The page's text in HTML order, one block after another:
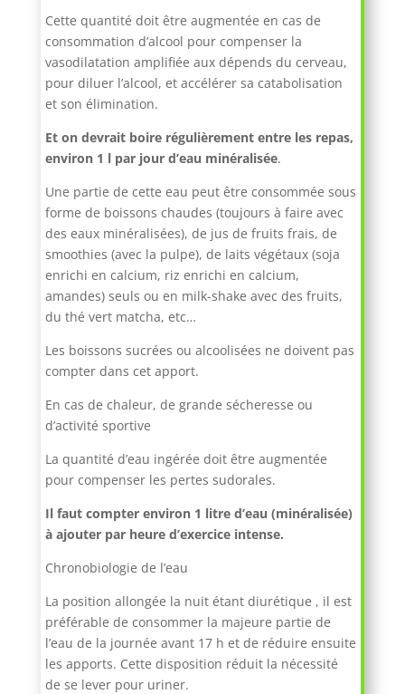
Cette quantité doit être augmentée en cas de
consommation d’alcool pour compenser la
vasodilatation amplifiée aux dépends du cerveau,
pour diluer l’alcool, et accélérer sa catabolisation
et son élimination.
Et on devrait boire régulièrement entre les repas,
environ 1 l par jour d’eau minéralisée.
Une partie de cette eau peut être consommée sous
forme de boissons chaudes (toujours à faire avec
des eaux minéralisées), de jus de fruits frais, de
smoothies (avec la pulpe), de laits végétaux (soja
enrichi en calcium, riz enrichi en calcium,
amandes) seuls ou en milk-shake avec des fruits,
du thé vert matcha, etc…
Les boissons sucrées ou alcoolisées ne doivent pas
compter dans cet apport.
En cas de chaleur, de grande sécheresse ou
d’activité sportive
La quantité d’eau ingérée doit être augmentée
pour compenser les pertes sudorales.
Il faut compter environ 1 litre d’eau (minéralisée)
à ajouter par heure d’exercice intense.
Chronobiologie de l’eau
La position allongée la nuit étant diurétique , il est
préférable de consommer la majeure partie de
l’eau de la journée avant 17 h et de réduire ensuite
les apports. Cette disposition réduit la nécessité
de se lever pour uriner.